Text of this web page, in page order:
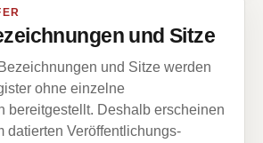
und Sitze
und Sitze werden
ohne einzelne
bereitgestellt. Deshalb erscheinen
datierten Veröffentlichungs-